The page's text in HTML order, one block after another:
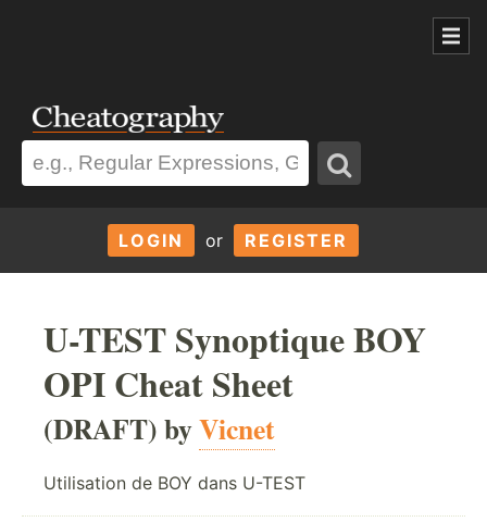
LOGIN or REGISTER
U-TEST Synoptique BOY
OPI Cheat Sheet
(DRAFT) byVicnet
Utilisation de BOY dans U-TEST